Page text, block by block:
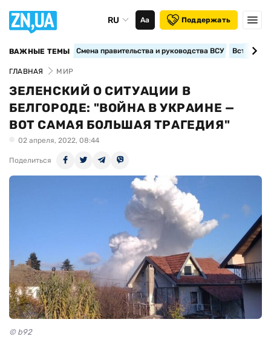
RU Аа Поддержать
ВАЖНЫЕ ТЕМЫ Смена правительства и руководства ВСУ
ГЛАВНАЯ МИР
ЗЕЛЕНСКИЙ О СИТУАЦИИ В
БЕЛГОРОДЕ: "ВОЙНА В УКРАИНЕ —
ВОТ САМАЯ БОЛЬШАЯ ТРАГЕДИЯ"
02 апреля, 2022, 08:44
Поделиться
© b92